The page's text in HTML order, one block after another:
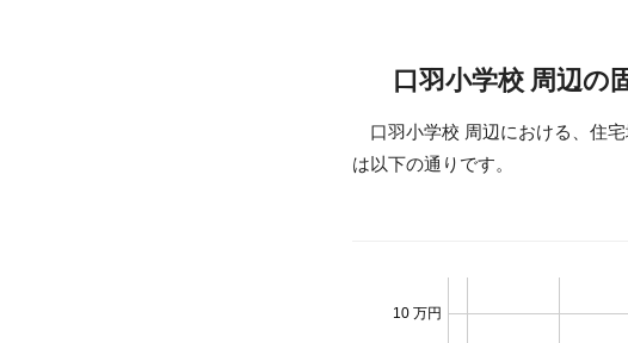
口羽小学校 周辺の
口羽小学校 周辺における、住
は以下の通りです。
10 万円